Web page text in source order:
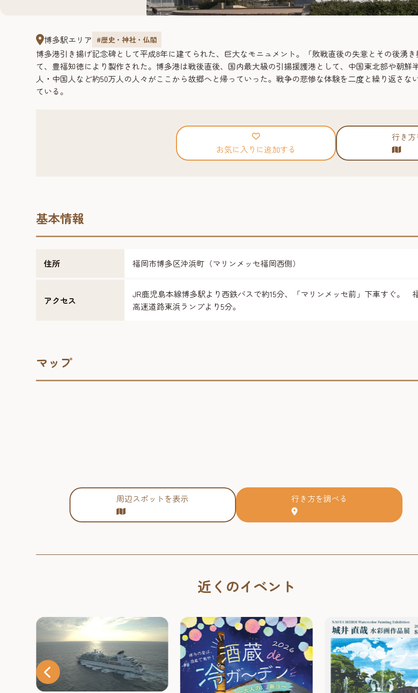
博多駅エリア #歴史・神社・仏閣
博多港引き揚げ記念碑として平成8年に建てられた、巨大なモニュメント。「敗戦直後の失意とその後湧
て、豊福知徳により製作された。博多港は戦後直後、国内最大級の引揚援護港として、中国東北部や朝鮮
人・中国人など約50万人の人々がここから故郷へと帰っていった。戦争の悲惨な体験を二度と繰り返さ
ている。
お気に入りに追加する
行き方
基本情報
住所 福岡市博多区沖浜町（マリンメッセ福岡西側）
アクセス
JR鹿児島本線博多駅より西鉄バスで約15分、「マリンメッセ前」下車すぐ。
高速道路東浜ランプより5分。
マップ
周辺スポットを表示 行き方を調べる
近くのイベント